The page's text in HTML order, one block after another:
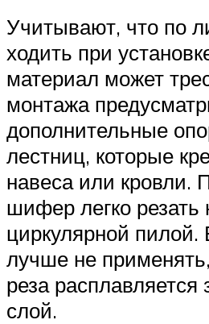
Учитывают, что по
ходить при
материал может
монтажа
дополнительные
лестниц, которые
навеса или кровли.
шифер легко резать
циркулярной пилой.
лучше не
реза
слой.